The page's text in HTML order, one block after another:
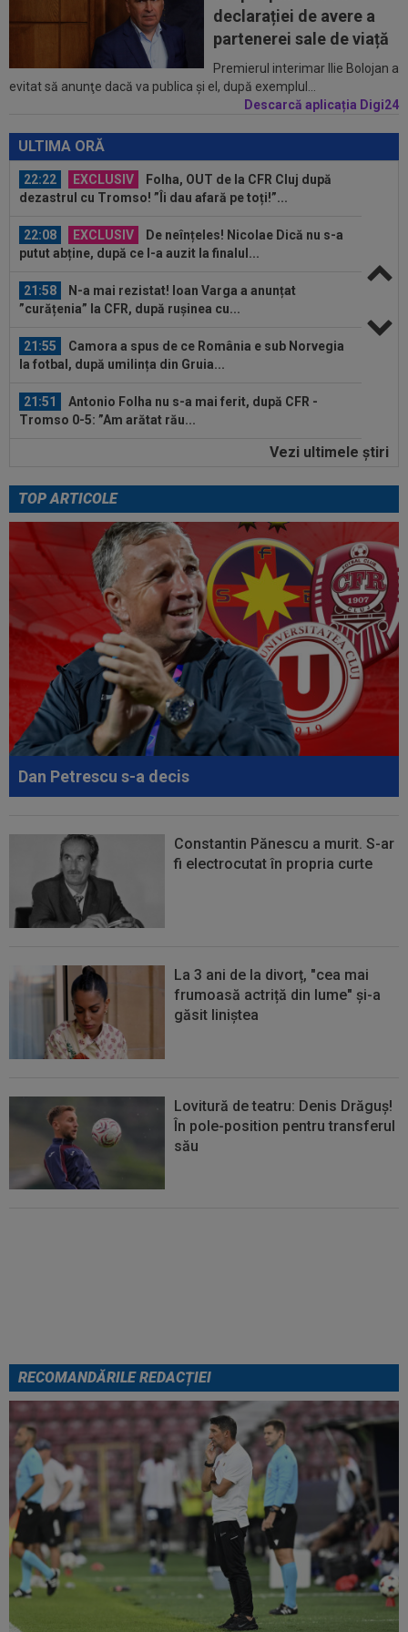
declarației de avere a
partenerei sale de viață
Premierul interimar Ilie Bolojan a
evitat să anunţe dacă va publica şi el, după exemplul...
Descarcă aplicația Digi24
ULTIMA ORĂ
Fără milă! Reacție-fulger a norvegienilor, după
ce Tromso a călcat-o în...
22:42
Ștefan Baiaram a făcut anunțul, după KuPS -
Universitatea Craiova: ”Cu...
Președintele Craiovei nu a mai putut privi...
22:22 EXCLUSIV
Folha, OUT de la CFR Cluj după
dezastrul cu Tromso! ”Îi dau afară pe toți!”...
22:08 EXCLUSIV
De neînțeles! Nicolae Dică nu s-a
putut abține, după ce l-a auzit la finalul...
21:58
N-a mai rezistat! Ioan Varga a anunțat
”curățenia” la CFR, după rușinea cu...
21:55
Camora a spus de ce România e sub Norvegia
la fotbal, după umilința din Gruia...
21:51
Antonio Folha nu s-a mai ferit, după CFR -
Tromso 0-5: ”Am arătat rău...
Fără milă! Reacție-fulger a norvegienilor, după
22:42
Ștefan Baiaram a făcut anunțul, după KuPS -
Universitatea Craiova: ”Cu...
EXCLUSIV
Nu i-a venit să creadă ce a văzut!
Președintele Craiovei nu a mai putut privi...
22:22 EXCLUSIV
Folha, OUT de la CFR Cluj după
dezastrul cu Tromso! ”Îi dau afară pe toți!”...
22:08 EXCLUSIV
De neînțeles! Nicolae Dică nu s-a
putut abține, după ce l-a auzit la finalul...
21:58
N-a mai rezistat! Ioan Varga a anunțat
”curățenia” la CFR, după rușinea cu...
Vezi ultimele ştiri
TOP ARTICOLE
Dan Petrescu s-a decis
Constantin Pănescu a murit. S-ar
fi electrocutat în propria curte
La 3 ani de la divorț, "cea mai
frumoasă actriță din lume" și-a
găsit liniștea
Lovitură de teatru: Denis Drăguș!
În pole-position pentru transferul
său
RECOMANDĂRILE REDACȚIEI